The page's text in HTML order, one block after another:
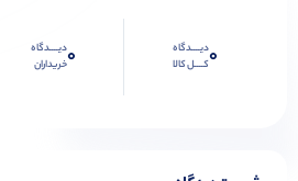
0دیــــدگاه
کــــل کالا
0دیــــدگاه
خریداران